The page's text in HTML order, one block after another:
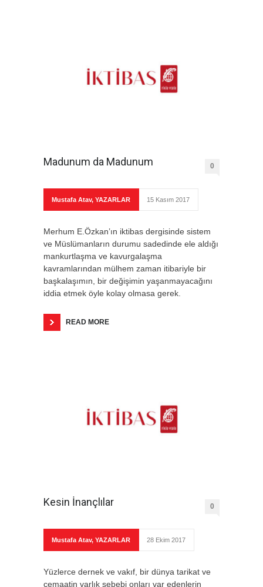
Madunum da Madunum 0
Mustafa Atav, YAZARLAR 15 Kasım 2017
Merhum E.Özkan’ın iktibas dergisinde sistem
ve Müslümanların durumu sadedinde ele aldığı
mankurtlaşma ve kavurgalaşma
kavramlarından mülhem zaman itibariyle bir
başkalaşımın, bir değişimin yaşanmayacağını
iddia etmek öyle kolay olmasa gerek.
READ MORE
Kesin İnançlılar 0
Mustafa Atav, YAZARLAR 28 Ekim 2017
Yüzlerce dernek ve vakıf, bir dünya tarikat ve
cemaatin varlık sebebi onları var edenlerin